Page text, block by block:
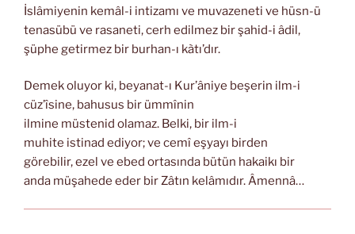
İslâmiyenin kemâl-i intizamı ve muvazeneti ve hüsn-ü
tenasübü ve rasaneti, cerh edilmez bir şahid-i âdil,
şüphe getirmez bir burhan-ı kàtı’dır.
Demek oluyor ki, beyanat-ı Kur’âniye beşerin ilm-i
cüz’îsine, bahusus bir ümmînin
ilmine müstenid olamaz. Belki, bir ilm-i
muhite istinad ediyor; ve cemî eşyayı birden
görebilir, ezel ve ebed ortasında bütün hakaikı bir
anda müşahede eder bir Zâtın kelâmıdır. Âmennâ…